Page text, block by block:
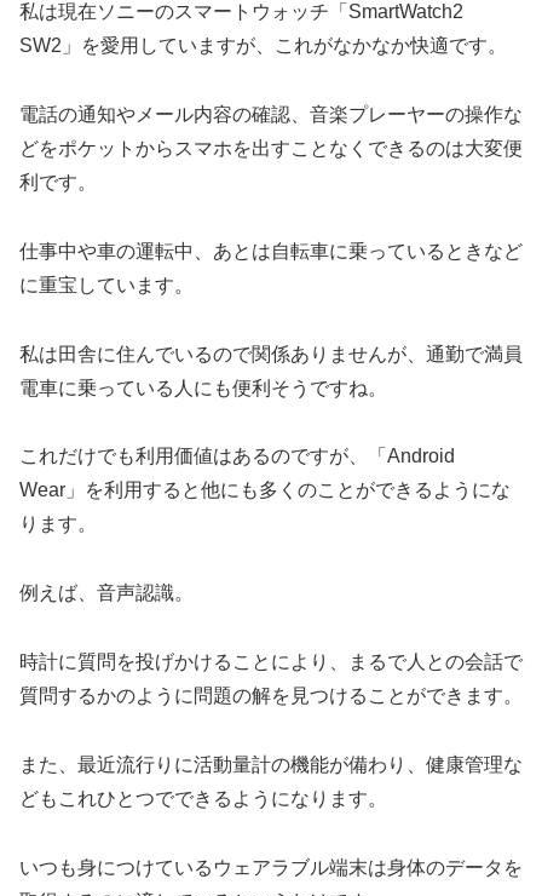
私は現在ソニーのスマートウォッチ「SmartWatch2
SW2」を愛用していますが、これがなかなか快適です。
電話の通知やメール内容の確認、音楽プレーヤーの操作な
どをポケットからスマホを出すことなくできるのは大変便
利です。
仕事中や車の運転中、あとは自転車に乗っているときなど
に重宝しています。
私は田舎に住んでいるので関係ありませんが、通勤で満員
電車に乗っている人にも便利そうですね。
これだけでも利用価値はあるのですが、「Android
Wear」を利用すると他にも多くのことができるようにな
ります。
例えば、音声認識。
時計に質問を投げかけることにより、まるで人との会話で
質問するかのように問題の解を見つけることができます。
また、最近流行りに活動量計の機能が備わり、健康管理な
どもこれひとつでできるようになります。
いつも身につけているウェアラブル端末は身体のデータを